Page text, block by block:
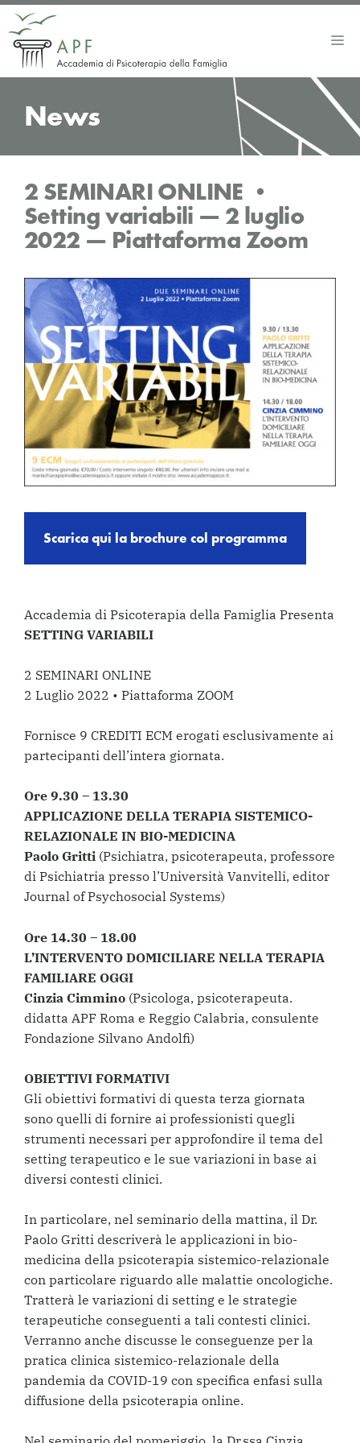
Vai
al
contenuto
News
2 SEMINARI ONLINE •
Setting variabili — 2 luglio
2022 — Piattaforma Zoom
Scarica qui la brochure col programma
Accademia di Psicoterapia della Famiglia Presenta
SETTING VARIABILI
2 SEMINARI ONLINE
2 Luglio 2022 • Piattaforma ZOOM
Fornisce 9 CREDITI ECM erogati esclusivamente ai
partecipanti dell’intera giornata.
Ore 9.30 – 13.30
APPLICAZIONE DELLA TERAPIA SISTEMICO-
RELAZIONALE IN BIO-MEDICINA
Paolo Gritti (Psichiatra, psicoterapeuta, professore
di Psichiatria presso l’Università Vanvitelli, editor
Journal of Psychosocial Systems)
Ore 14.30 – 18.00
L’INTERVENTO DOMICILIARE NELLA TERAPIA
FAMILIARE OGGI
Cinzia Cimmino (Psicologa, psicoterapeuta.
didatta APF Roma e Reggio Calabria, consulente
Fondazione Silvano Andolfi)
OBIETTIVI FORMATIVI
Gli obiettivi formativi di questa terza giornata
sono quelli di fornire ai professionisti quegli
strumenti necessari per approfondire il tema del
setting terapeutico e le sue variazioni in base ai
diversi contesti clinici.
In particolare, nel seminario della mattina, il Dr.
Paolo Gritti descriverà le applicazioni in bio-
medicina della psicoterapia sistemico-relazionale
con particolare riguardo alle malattie oncologiche.
Tratterà le variazioni di setting e le strategie
terapeutiche conseguenti a tali contesti clinici.
Verranno anche discusse le conseguenze per la
pratica clinica sistemico-relazionale della
pandemia da COVID-19 con specifica enfasi sulla
diffusione della psicoterapia online.